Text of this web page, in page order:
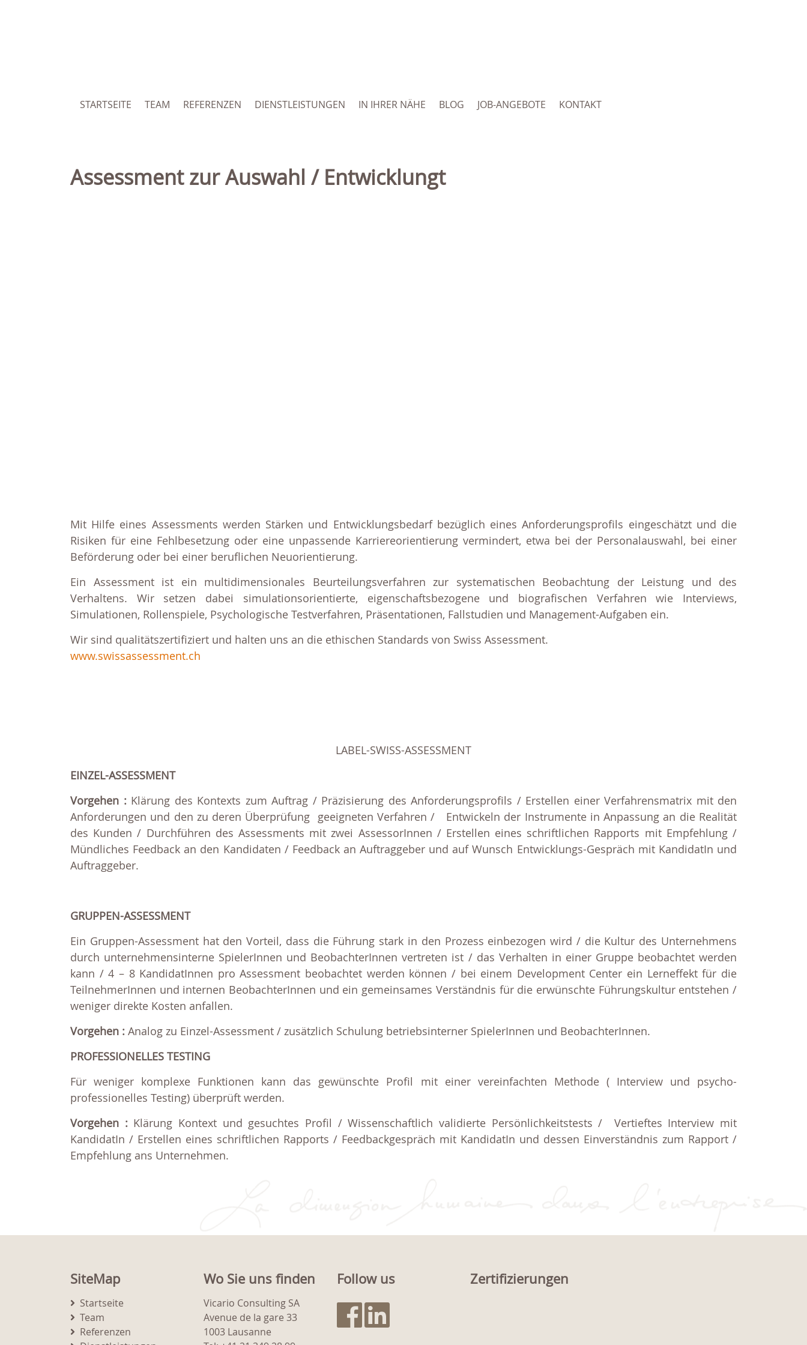
STARTSEITE TEAM REFERENZEN DIENSTLEISTUNGEN IN IHRER NÄHE BLOG JOB-ANGEBOTE KONTAKT
Assessment zur Auswahl / Entwicklungt
Mit Hilfe eines Assessments werden Stärken und Entwicklungsbedarf bezüglich eines Anforderungsprofils eingeschätzt und die
Risiken für eine Fehlbesetzung oder eine unpassende Karriereorientierung vermindert, etwa bei der Personalauswahl, bei einer
Beförderung oder bei einer beruflichen Neuorientierung.
Ein Assessment ist ein multidimensionales Beurteilungsverfahren zur systematischen Beobachtung der Leistung und des
Verhaltens. Wir setzen dabei simulationsorientierte, eigenschaftsbezogene und biografischen Verfahren wie Interviews,
Simulationen, Rollenspiele, Psychologische Testverfahren, Präsentationen, Fallstudien und Management-Aufgaben ein.
Wir sind qualitätszertifiziert und halten uns an die ethischen Standards von Swiss Assessment.
www.swissassessment.ch
LABEL-SWISS-ASSESSMENT
EINZEL-ASSESSMENT
Vorgehen : Klärung des Kontexts zum Auftrag / Präzisierung des Anforderungsprofils / Erstellen einer Verfahrensmatrix mit den
Anforderungen und den zu deren Überprüfung geeigneten Verfahren / Entwickeln der Instrumente in Anpassung an die Realität
des Kunden / Durchführen des Assessments mit zwei AssessorInnen / Erstellen eines schriftlichen Rapports mit Empfehlung /
Mündliches Feedback an den Kandidaten / Feedback an Auftraggeber und auf Wunsch Entwicklungs-Gespräch mit KandidatIn und
Auftraggeber.
GRUPPEN-ASSESSMENT
Ein Gruppen-Assessment hat den Vorteil, dass die Führung stark in den Prozess einbezogen wird / die Kultur des Unternehmens
durch unternehmensinterne SpielerInnen und BeobachterInnen vertreten ist / das Verhalten in einer Gruppe beobachtet werden
kann / 4 – 8 KandidatInnen pro Assessment beobachtet werden können / bei einem Development Center ein Lerneffekt für die
TeilnehmerInnen und internen BeobachterInnen und ein gemeinsames Verständnis für die erwünschte Führungskultur entstehen /
weniger direkte Kosten anfallen.
Vorgehen : Analog zu Einzel-Assessment / zusätzlich Schulung betriebsinterner SpielerInnen und BeobachterInnen.
PROFESSIONELLES TESTING
Für weniger komplexe Funktionen kann das gewünschte Profil mit einer vereinfachten Methode ( Interview und psycho-
professionelles Testing) überprüft werden.
Vorgehen : Klärung Kontext und gesuchtes Profil / Wissenschaftlich validierte Persönlichkeitstests / Vertieftes Interview mit
KandidatIn / Erstellen eines schriftlichen Rapports / Feedbackgespräch mit KandidatIn und dessen Einverständnis zum Rapport /
Empfehlung ans Unternehmen.
SiteMap
Startseite
Team
Referenzen
Wo Sie uns finden
Vicario Consulting SA
Avenue de la gare 33
1003 Lausanne
Follow us Zertifizierungen